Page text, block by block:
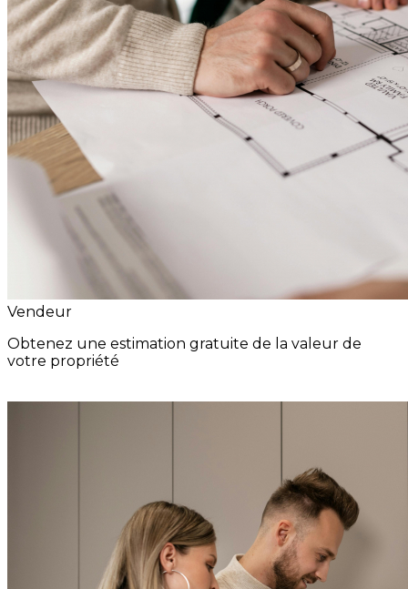
Vendeur
Obtenez une estimation gratuite de la valeur de
votre propriété